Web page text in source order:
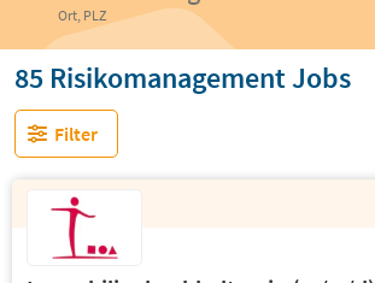
Ort, PLZ
85 Risikomanagement Jobs
Filter